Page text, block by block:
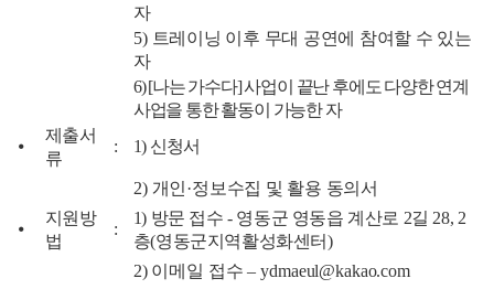
자
5) 트레이닝 이후 무대 공연에 참여할 수 있는
자
6) [나는 가수다]사업이 끝난 후에도 다양한 연계
사업을 통한 활동이 가능한 자
⦁
제출서
류
: 1) 신청서
2) 개인·정보수집 및 활용 동의서
⦁
지원방
법
:
1) 방문 접수- 영동군 영동읍 계산로 2길 28, 2
층(영동군지역활성화센터)
2) 이메일 접수–ydmaeul@kakao.com